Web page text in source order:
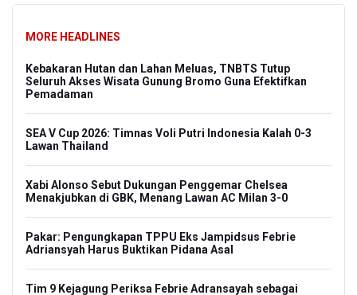
MORE HEADLINES
Kebakaran Hutan dan Lahan Meluas, TNBTS Tutup
Seluruh Akses Wisata Gunung Bromo Guna Efektifkan
Pemadaman
SEA V Cup 2026: Timnas Voli Putri Indonesia Kalah 0-3
Lawan Thailand
Xabi Alonso Sebut Dukungan Penggemar Chelsea
Menakjubkan di GBK, Menang Lawan AC Milan 3-0
Pakar: Pengungkapan TPPU Eks Jampidsus Febrie
Adriansyah Harus Buktikan Pidana Asal
Tim 9 Kejagung Periksa Febrie Adransayah sebagai